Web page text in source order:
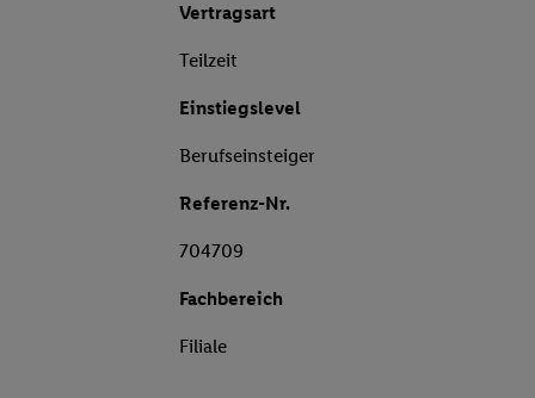
Vertragsart
Teilzeit
Einstiegslevel
Berufseinsteiger
Referenz-Nr.
704709
Fachbereich
Filiale